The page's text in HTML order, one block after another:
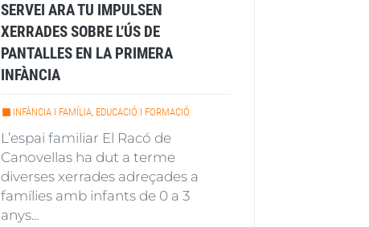
SERVEI ARA TU IMPULSEN
XERRADES SOBRE L’ÚS DE
PANTALLES EN LA PRIMERA
INFÀNCIA
INFÀNCIA I FAMÍLIA, EDUCACIÓ I FORMACIÓ
L’espai familiar El Racó de
Canovellas ha dut a terme
diverses xerrades adreçades a
famílies amb infants de 0 a 3
anys...